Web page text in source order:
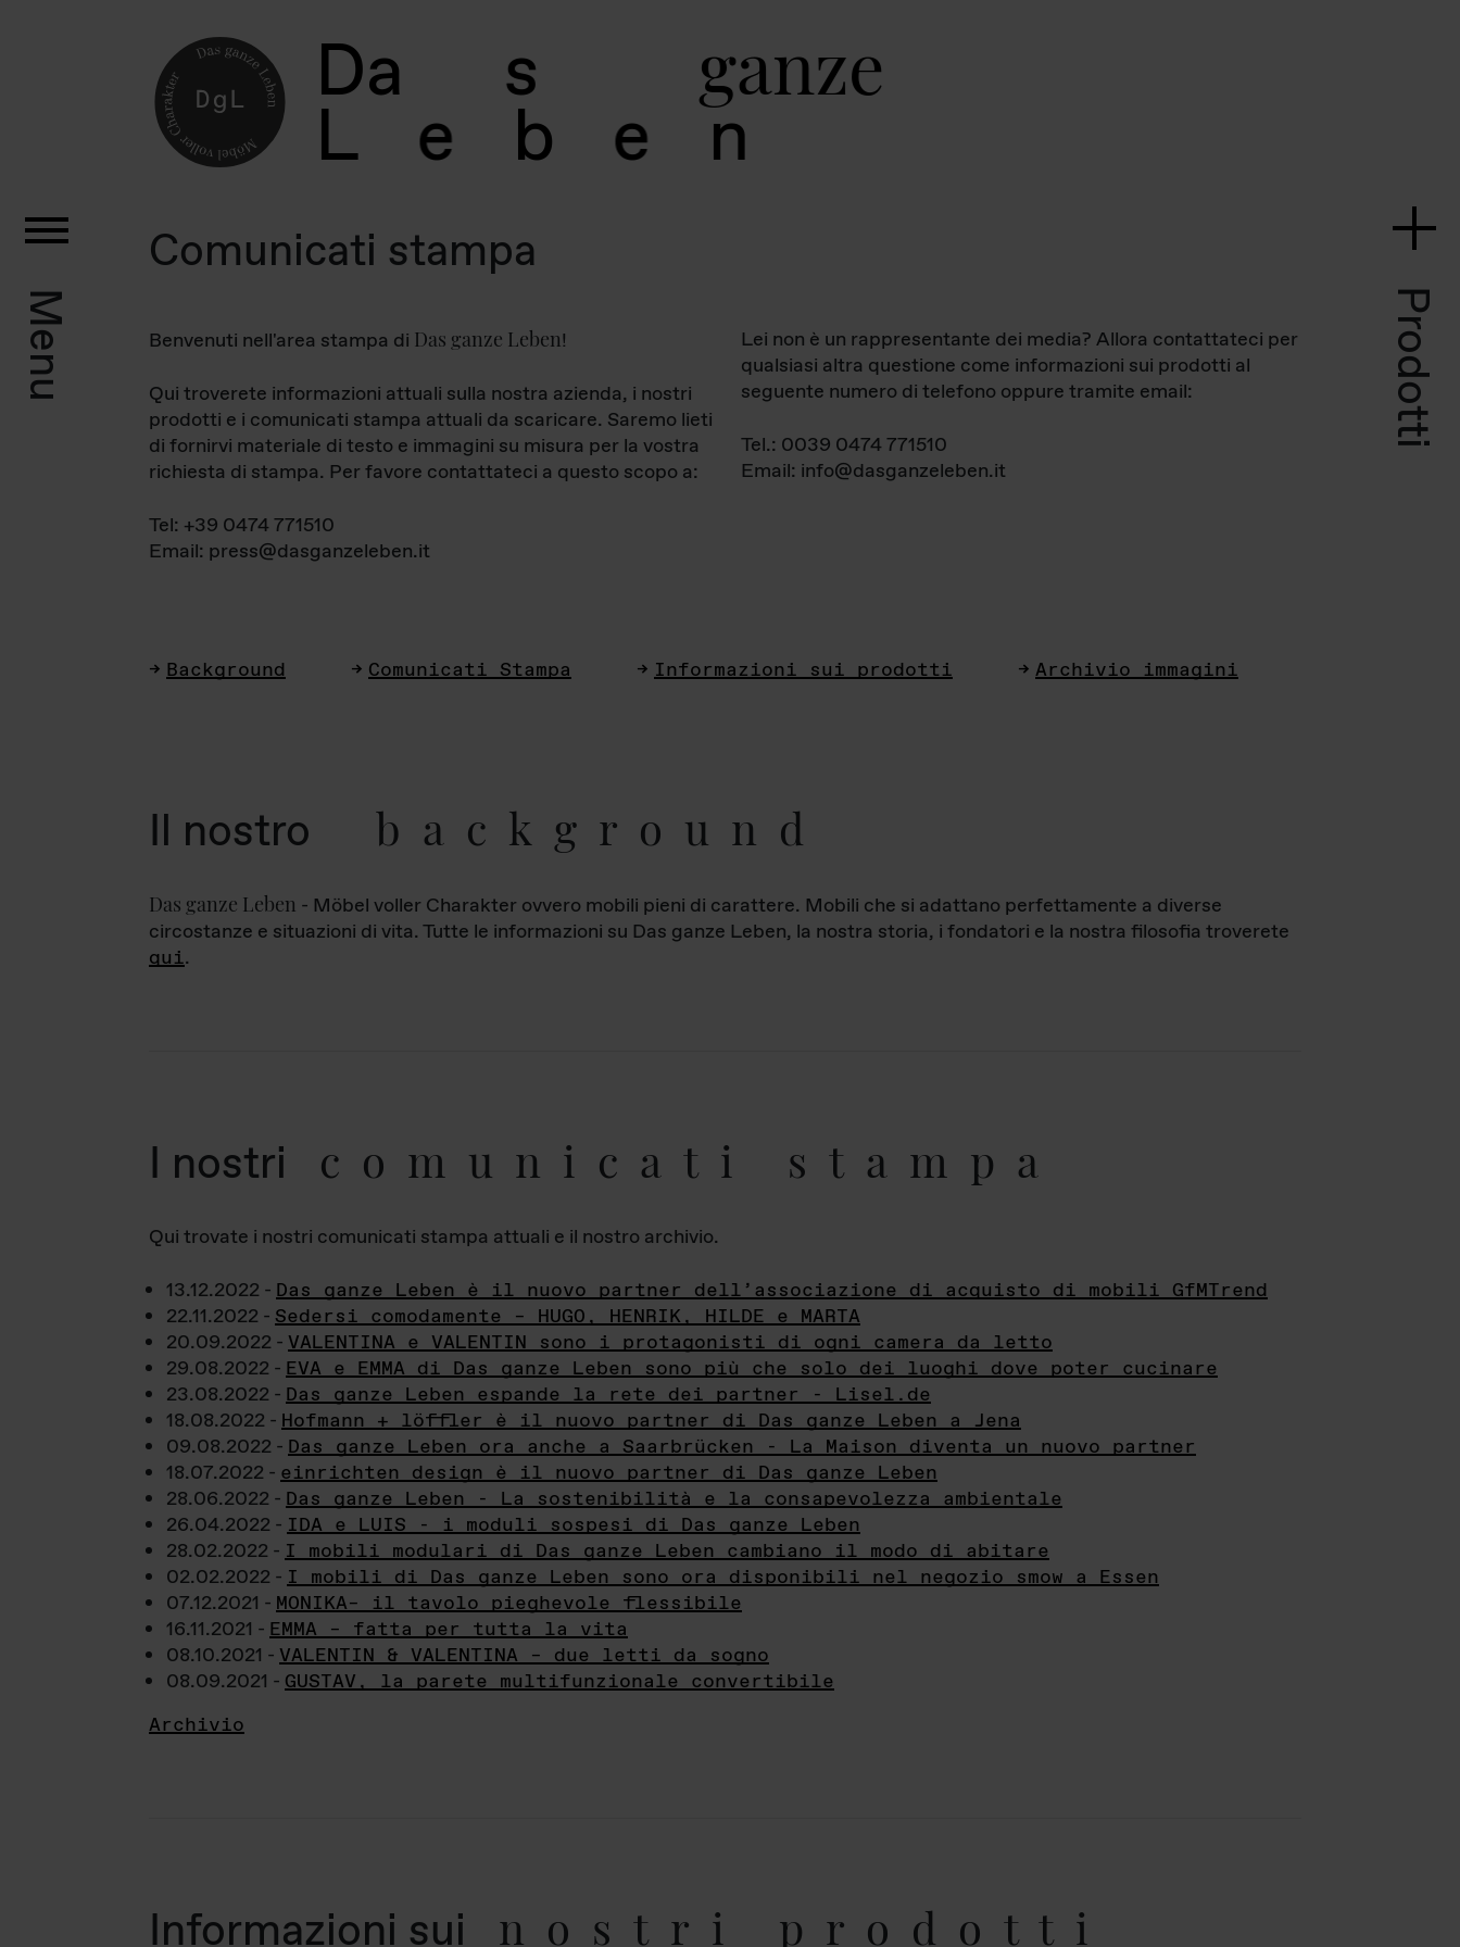
Da s ganz
L e b
Menu Prodotti
Comunicati stampa
Benvenuti nell'area stampa di Das ganze Leben!
Qui troverete informazioni attuali sulla nostra azienda, i nostri
prodotti e i comunicati stampa attuali da scaricare. Saremo lieti
di fornirvi materiale di testo e immagini su misura per la vostra
richiesta di stampa. Per favore contattateci a questo scopo a:
Tel: +39 0474 771510
Email: press@dasganzeleben.it
Lei non è un rappresentante dei media? Allora contattateci per
qualsiasi altra questione come informazioni sui prodotti al
seguente numero di telefono oppure tramite email:
Tel.: 0039 0474 771510
Email: info@dasganzeleben.it
Background Comunicati Stampa Informazioni sui prodotti Archivio immagini
Il nostro background
Das ganze Leben - Möbel voller Charakter ovvero mobili pieni di carattere. Mobili che si adattano perfettamente a diverse
circostanze e situazioni di vita. Tutte le informazioni su Das ganze Leben, la nostra storia, i fondatori e la nostra filosofia troverete
qui.
I nostri comunicati stampa
Qui trovate i nostri comunicati stampa attuali e il nostro archivio.
13.12.2022 - Das ganze Leben è il nuovo partner dell’associazione di acquisto di mobili GfMTrend
22.11.2022 - Sedersi comodamente – HUGO, HENRIK, HILDE e MARTA
20.09.2022 - VALENTINA e VALENTIN sono i protagonisti di ogni camera da letto
29.08.2022 - EVA e EMMA di Das ganze Leben sono più che solo dei luoghi dove poter cucinare
23.08.2022 - Das ganze Leben espande la rete dei partner - Lisel.de
18.08.2022 - Hofmann + löffler è il nuovo partner di Das ganze Leben a Jena
09.08.2022 - Das ganze Leben ora anche a Saarbrücken - La Maison diventa un nuovo partner
18.07.2022 - einrichten design è il nuovo partner di Das ganze Leben
28.06.2022 - Das ganze Leben - La sostenibilità e la consapevolezza ambientale
26.04.2022 - IDA e LUIS - i moduli sospesi di Das ganze Leben
28.02.2022 - I mobili modulari di Das ganze Leben cambiano il modo di abitare
02.02.2022 - I mobili di Das ganze Leben sono ora disponibili nel negozio smow a Essen
07.12.2021 - MONIKA– il tavolo pieghevole flessibile
16.11.2021 - EMMA – fatta per tutta la vita
08.10.2021 - VALENTIN & VALENTINA – due letti da sogno
08.09.2021 - GUSTAV, la parete multifunzionale convertibile
Archivio
Informazioni sui nostri prodotti